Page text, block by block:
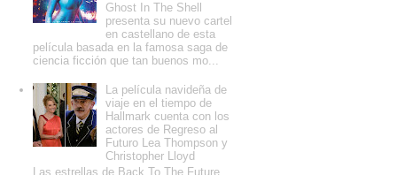
Ghost In The Shell
presenta su nuevo cartel
en castellano de esta
película basada en la famosa saga de
ciencia ficción que tan buenos mo...
La película navideña de
viaje en el tiempo de
Hallmark cuenta con los
actores de Regreso al
Futuro Lea Thompson y
Christopher Lloyd
Las estrellas de Back To The Future